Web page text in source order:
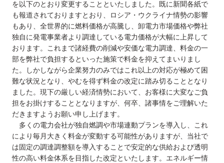
を以下のとおり変更することといたしました。既に新聞各紙で
も報道されておりますとおり、ロシア・ウクライナ情勢の影響
もあり、全世界的に燃料価格が高騰し、卸電力市場価格や弊社
独自に発電事業者より調達している電力価格が大幅に上昇して
おります。これまで諸経費の削減や安価な電力調達、料金の一
部を弊社で負担するといった施策で料金を抑えてまいりまし
た。しかしながら企業努力のみではこれ以上の対応が極めて困
難な状況となり、やむを得ず料金の改定に踏み切ることとなり
ました。現下の厳しい経済情勢において、お客様に大変なご負
担をお掛けすることとなりますが、何卒、諸事情をご理解いた
だきますようお願い申し上げます。
多くの電力会社が独自燃調や市場連動プランを導入し、これ
により毎月大きく料金が変動する可能性がありますが、当社で
は固定の調達調整額を導入することで安定的な供給および透明
性の高い料金体系を目指した改定といたします。エネルギー情